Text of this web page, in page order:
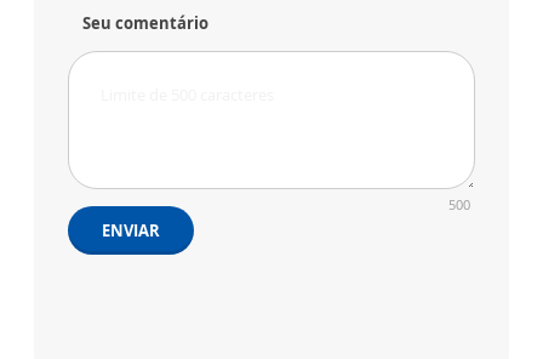
Seu comentário
500
ENVIAR